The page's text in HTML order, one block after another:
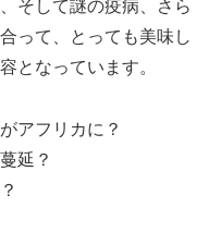
そして謎の疫病、さら
って、とっても美味し
となっています。
アフリカに？
延？